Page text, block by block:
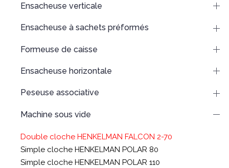
Ensacheuse verticale
Ensacheuse à sachets préformés
Formeuse de caisse
Ensacheuse horizontale
Peseuse associative
Machine sous vide
Double cloche HENKELMAN FALCON 2-70
Simple cloche HENKELMAN POLAR 80
Simple cloche HENKELMAN POLAR 110